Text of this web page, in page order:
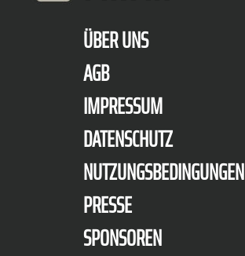
ÜBER UNS
AGB
IMPRESSUM
DATENSCHUTZ
NUTZUNGSBEDINGUNGEN
PRESSE
SPONSOREN